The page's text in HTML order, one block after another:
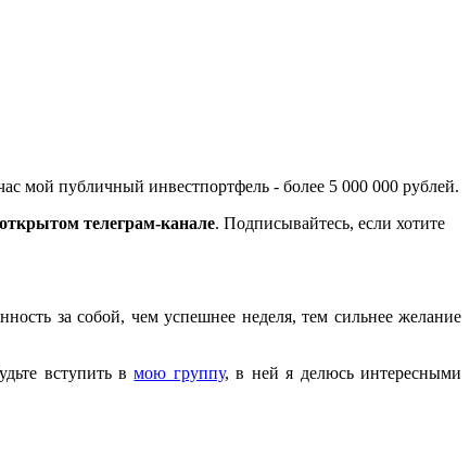
мой публичный инвестпортфель - более 5 000 000 рублей.
телеграм-канале. Подписывайтесь, если хотите
за собой, чем успешнее неделя, тем сильнее желание
вступить вмою группу, в ней я делюсь интересными